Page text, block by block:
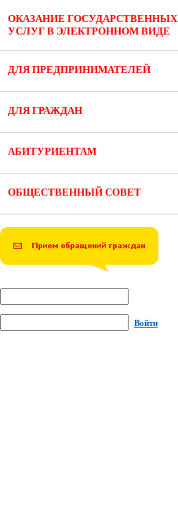
ОКАЗАНИЕ ГОСУДАРСТВЕННЫХ
УСЛУГ В ЭЛЕКТРОННОМ ВИДЕ
ДЛЯ ПРЕДПРИНИМАТЕЛЕЙ
ДЛЯ ГРАЖДАН
АБИТУРИЕНТАМ
ОБЩЕСТВЕННЫЙ СОВЕТ
Войти